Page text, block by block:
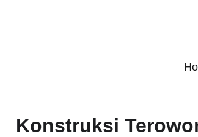
Konstruksi